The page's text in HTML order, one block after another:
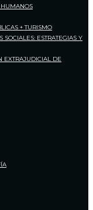
HUMANOS
+ TURISMO
ESTRATEGIAS Y
EXTRAJUDICIAL DE